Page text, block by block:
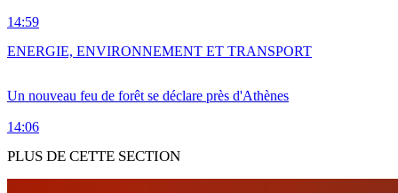
14:59
Un nouveau feu de forêt se déclare près d'Athènes
14:06
ENERGIE, ENVIRONNEMENT ET TRANSPORT
PLUS DE CETTE SECTION